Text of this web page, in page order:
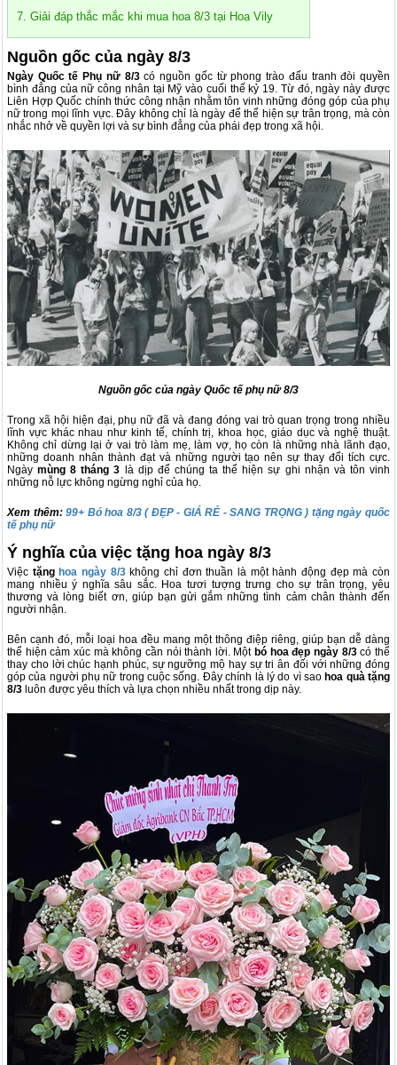
7. Giải đáp thắc mắc khi mua hoa 8/3 tại Hoa Vily
Nguồn gốc của ngày 8/3
Ngày Quốc tế Phụ nữ 8/3có nguồn gốc từ phong trào đấu tranh đòi quyền
bình đẳng của nữ công nhân tại Mỹ vào cuối thế kỷ 19. Từ đó, ngày này được
Liên Hợp Quốc chính thức công nhận nhằm tôn vinh những đóng góp của phụ
nữ trong mọi lĩnh vực. Đây không chỉ là ngày để thể hiện sự trân trọng, mà còn
nhắc nhở về quyền lợi và sự bình đẳng của phái đẹp trong xã hội.
Nguồn gốc của ngày Quốc tế phụ nữ 8/3
Trong xã hội hiện đại, phụ nữ đã và đang đóng vai trò quan trọng trong nhiều
lĩnh vực khác nhau như kinh tế, chính trị, khoa học, giáo dục và nghệ thuật.
Không chỉ dừng lại ở vai trò làm mẹ, làm vợ, họ còn là những nhà lãnh đạo,
những doanh nhân thành đạt và những người tạo nên sự thay đổi tích cực.
Ngàymùng 8 tháng 3 là dịp để chúng ta thể hiện sự ghi nhận và tôn vinh
những nỗ lực không ngừng nghỉ của họ.
Xem thêm:99+ Bó hoa 8/3 ( ĐẸP - GIÁ RẺ - SANG TRỌNG ) tặng ngày quốc
tế phụ nữ
Ý nghĩa của việc tặng hoa ngày 8/3
Việc tặng hoa ngày 8/3không chỉ đơn thuần là một hành động đẹp mà còn
mang nhiều ý nghĩa sâu sắc. Hoa tươi tượng trưng cho sự trân trọng, yêu
thương và lòng biết ơn, giúp bạn gửi gắm những tình cảm chân thành đến
người nhận.
Bên cạnh đó, mỗi loại hoa đều mang một thông điệp riêng, giúp bạn dễ dàng
thể hiện cảm xúc mà không cần nói thành lời. Một bó hoa đẹp ngày 8/3có thể
thay cho lời chúc hạnh phúc, sự ngưỡng mộ hay sự tri ân đối với những đóng
góp của người phụ nữ trong cuộc sống. Đây chính là lý do vì sao hoa quà tặng
8/3 luôn được yêu thích và lựa chọn nhiều nhất trong dịp này.